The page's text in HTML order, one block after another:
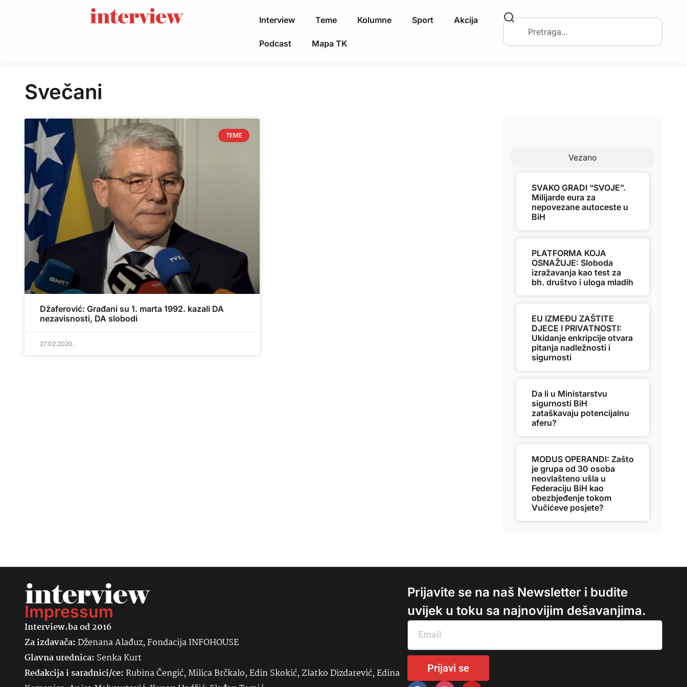
Interview Teme Kolumne Sport Akcija
Podcast Mapa TK
Svečani
TEME
Džaferović: Građani su 1. marta 1992. kazali DA
nezavisnosti, DA slobodi
27.02.2020.
Vezano
SVAKO GRADI “SVOJE”.
Milijarde eura za
nepovezane autoceste u
BiH
PLATFORMA KOJA
OSNAŽUJE: Sloboda
izražavanja kao test za
bh. društvo i uloga mladih
EU IZMEĐU ZAŠTITE
DJECE I PRIVATNOSTI:
Ukidanje enkripcije otvara
pitanja nadležnosti i
sigurnosti
Da li u Ministarstvu
sigurnosti BiH
zataškavaju potencijalnu
aferu?
MODUS OPERANDI: Zašto
je grupa od 30 osoba
neovlašteno ušla u
Federaciju BiH kao
obezbjeđenje tokom
Vučićeve posjete?
Impressum
Interview.ba od 2016
Za izdavača:Dženana Alađuz, Fondacija INFOHOUSE
Glavna urednica: SenkaKurt
Redakcija i saradnici/ce:Rubina Čengić, Milica Brčkalo, Edin Skokić, Zlatko Dizdarević, Edina
Prijavite se na naš Newsletter i budite
uvijek u toku sa najnovijim dešavanjima.
Prijavi se